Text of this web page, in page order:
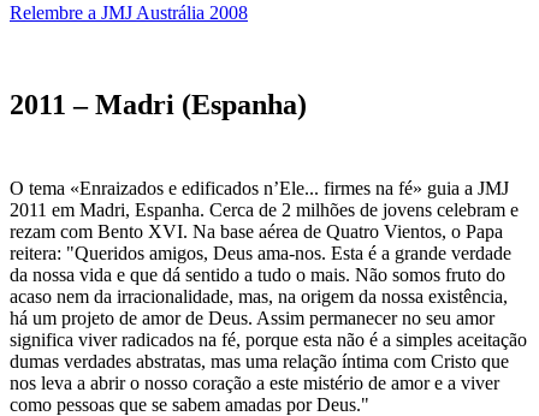
Relembre a JMJ Austrália 2008
2011 – Madri (Espanha)
O tema «Enraizados e edificados n’Ele... firmes na fé» guia a JMJ
2011 em Madri, Espanha. Cerca de 2 milhões de jovens celebram e
rezam com Bento XVI. Na base aérea de Quatro Vientos, o Papa
reitera: "Queridos amigos, Deus ama-nos. Esta é a grande verdade
da nossa vida e que dá sentido a tudo o mais. Não somos fruto do
acaso nem da irracionalidade, mas, na origem da nossa existência,
há um projeto de amor de Deus. Assim permanecer no seu amor
significa viver radicados na fé, porque esta não é a simples aceitação
dumas verdades abstratas, mas uma relação íntima com Cristo que
nos leva a abrir o nosso coração a este mistério de amor e a viver
como pessoas que se sabem amadas por Deus."